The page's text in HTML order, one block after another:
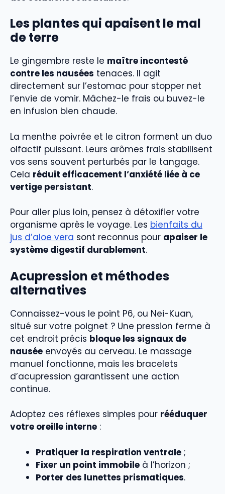
Les plantes qui apaisent le mal
de terre
Le gingembre reste le maître incontesté
contre les nausées tenaces. Il agit
directement sur l’estomac pour stopper net
l’envie de vomir. Mâchez-le frais ou buvez-le
en infusion bien chaude.
La menthe poivrée et le citron forment un duo
olfactif puissant. Leurs arômes frais stabilisent
vos sens souvent perturbés par le tangage.
Cela réduit efficacement l’anxiété liée à ce
vertige persistant.
Pour aller plus loin, pensez à détoxifier votre
organisme après le voyage. Les bienfaits du
jus d’aloe vera sont reconnus pour apaiser le
système digestif durablement.
Acupression et méthodes
alternatives
Connaissez-vous le point P6, ou Nei-Kuan,
situé sur votre poignet ? Une pression ferme à
cet endroit précis bloque les signaux de
nausée envoyés au cerveau. Le massage
manuel fonctionne, mais les bracelets
d’acupression garantissent une action
continue.
Adoptez ces réflexes simples pour rééduquer
votre oreille interne :
Pratiquer la respiration ventrale ;
Fixer un point immobile à l’horizon ;
Porter des lunettes prismatiques.